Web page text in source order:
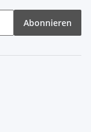
Abonnieren